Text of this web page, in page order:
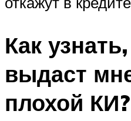
Как
выдаст
плохой КИ?